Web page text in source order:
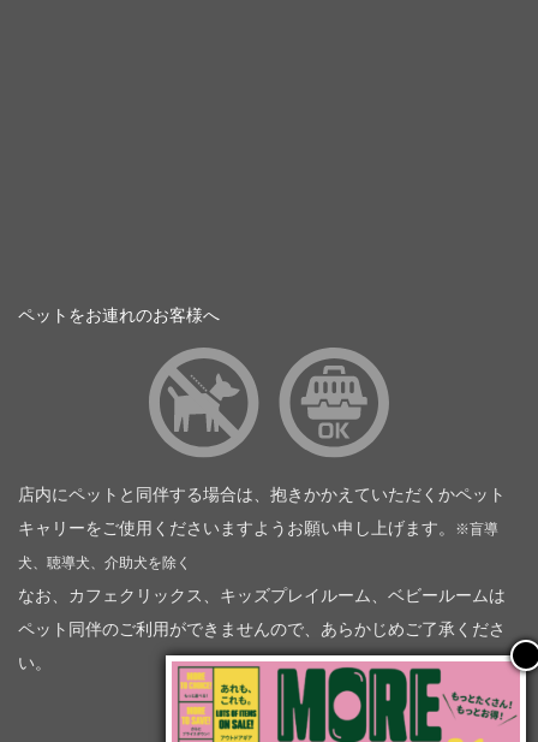
ペットをお連れのお客様へ
店内にペットと同伴する場合は、抱きかかえていただくかペット
キャリーをご使用くださいますようお願い申し上げます。
※盲導
犬、聴導犬、介助犬を除く
なお、カフェクリックス、キッズプレイルーム、ベビールームは
ペット同伴のご利用ができませんので、あらかじめご了承くださ
い。